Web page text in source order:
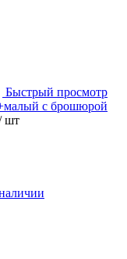
Быстрый просмотр
с брошюрой
шт